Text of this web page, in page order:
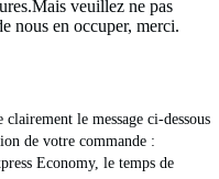
veuillez ne pas
nous en occuper, merci.
le message ci-dessous
de votre commande :
Economy, le temps de